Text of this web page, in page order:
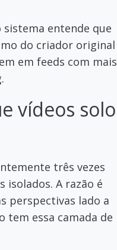
entende que
do criador original
em feeds com mais
vídeos solo
três vezes
A razão é
perspectivas lado a
essa camada de